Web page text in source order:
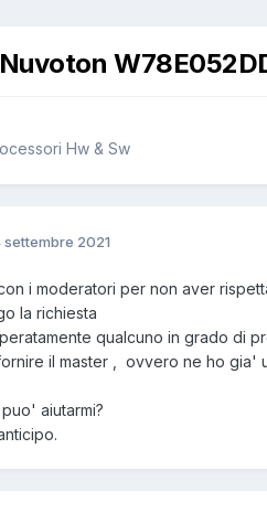
Hw & Sw
settembre 2021
i moderatori per non aver
la richiesta
qualcuno in grado di
il master , ovvero ne ho gia'
aiutarmi?